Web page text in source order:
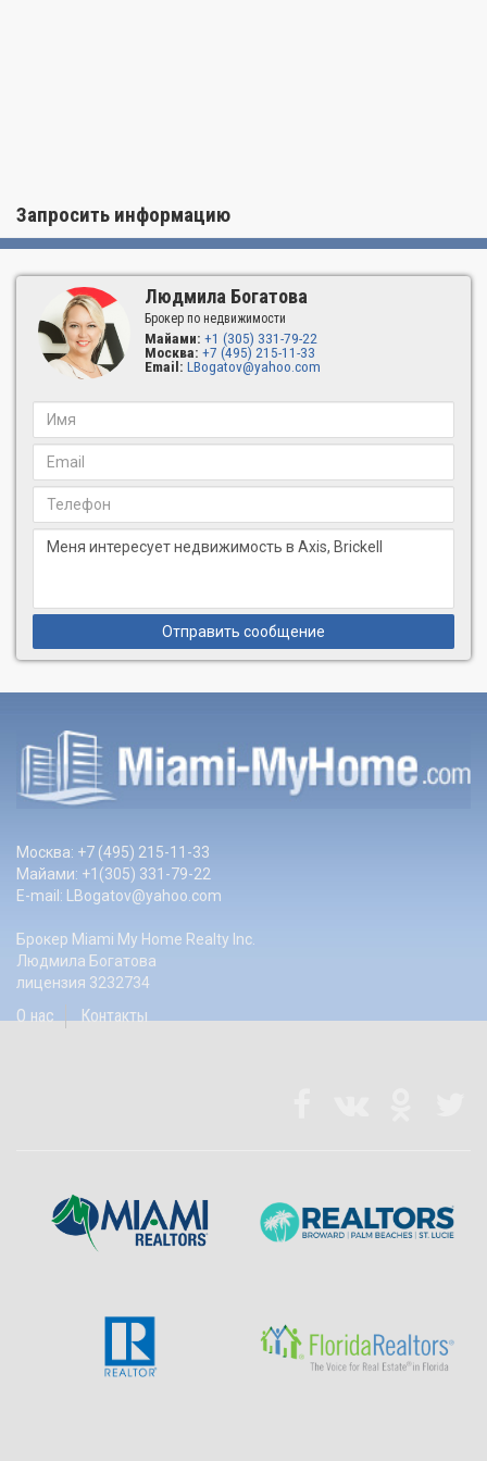
- парковка с камердинером для резидентов и гостей
ОСОБЕННОСТИ РЕЗИДЕНЦИЙ:
- высокие потолки (9-12 футов)
- панорамные виды на залив и город
- экстра-большие балконы с потрясающими видами на
Даунтаун, Корал-Гейблс, Коконат-Гроув и залив Бискейн
балкон из гостиных и спален
КУХНИ:
- рабочие поверхности их элитного импортного камня
ВАННЫЕ:
- современная мебель в европейском стиле
- дизайнерские зеркала
- полы из элитного импортного камня
Запросить информацию
Людмила Богатова
Брокер по недвижимости
Майами: +1 (305) 331-79-22
Москва: +7 (495) 215-11-33
Email: LBogatov@yahoo.com
Отправить сообщение
Москва: +7 (495) 215-11-33
Майами: +1(305) 331-79-22
E-mail: LBogatov@yahoo.com
Брокер Miami My Home Realty Inc.
Людмила Богатова
лицензия 3232734
О нас Контакты